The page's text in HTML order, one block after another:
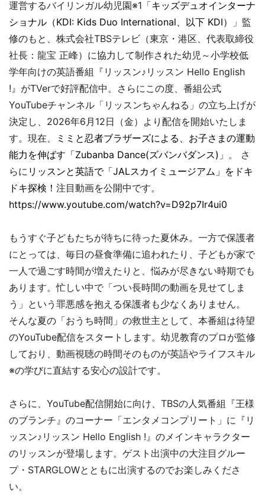
運営するバイリンガル幼児園※1「キッズデュオインターナ
ショナル（KDI: Kids Duo International、以下 KDI）
」監
修のもと、株式会社TBSテレビ（東京・港区、代表取締役
社長：龍宝 正峰）に協力して制作された幼児～小学校低
学年向けの英語番組『リッスン♪リッスン Hello English
!』がTVerで好評配信中。さらにこの度、番組公式
YouTubeチャンネル「リッスンちゃんねる」の立ち上げが
決定し、2026年6月12日（金）より配信を開始いたしま
す。現在、
ミミと忍者ブラザーズによる、お子さまの運動
能力を伸ばす「Zubanba Dance(ズバンバダンス)」 。 さ
らに リッスンと英語で「JALスカイミュージアム」をドキ
ドキ探検！ 注目動画を公開中です。
https://www.youtube.com/watch?v=D92p7Ir4ui0
もうすぐ子どもたちが待ちに待った夏休み。一方で保護者
にとっては、毎日の昼食準備に追われたり、子どもが家で
一人で過ごす時間が増えたりと、悩みが尽きない時期でも
あります。忙しい中で「つい長時間の動画を見せてしま
う」という罪悪感を抱える保護者も少なくありません。
そんな夏の「おうち時間」の救世主として、本番組は待望
のYouTube配信をスタートします。幼児教育のプロが監修
しており、動画視聴の時間そのものが英語やライフスキル
※の学びに直結する安心の設計です。
さらに、YouTube配信開始に向け、TBSの人気番組『王様
のブランチ』のコーナー「エンタメコンプリート」に『リ
ッスン♪リッスン Hello English !』のメインキャラクター
のリッスンが登場します。ゲスト出演中の大注目グルー
プ・STARGLOWとともに出演するのでお楽しみくださ
い。